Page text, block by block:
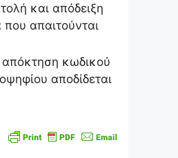
και απόδειξη
απαιτούνται
απόκτηση κωδικού
αποδίδεται